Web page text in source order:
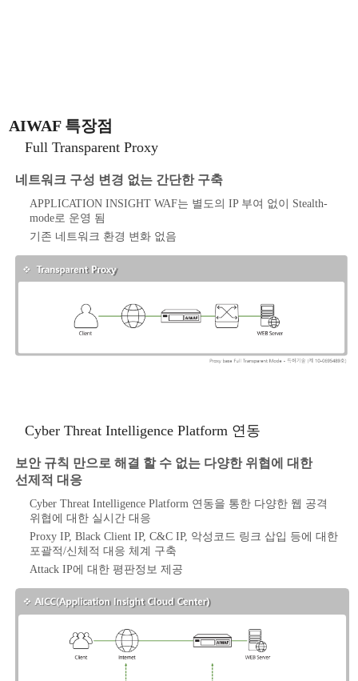
AIWAF 특장점
Full Transparent Proxy
네트워크 구성 변경 없는 간단한 구축
APPLICATION INSIGHT WAF는 별도의 IP 부여 없이 Stealth-
mode로 운영 됨
기존 네트워크 환경 변화 없음
Cyber Threat Intelligence Platform 연동
보안 규칙 만으로 해결 할 수 없는 다양한 위협에 대한
선제적 대응
Cyber Threat Intelligence Platform 연동을 통한 다양한 웹 공격
위협에 대한 실시간 대응
Proxy IP, Black Client IP, C&C IP, 악성코드 링크 삽입 등에 대한
포괄적/신체적 대응 체계 구축
Attack IP에 대한 평판정보 제공